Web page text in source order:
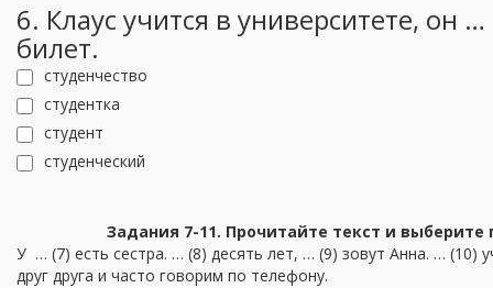
6. Клаус учится в университете, он
билет.
студенчество
студентка
студент
студенческий
Задания 7-11. Прочитайте текст и
У … (7) есть сестра. … (8) десять лет, … (9) зовут Анна. … (10)
друг друга и часто говорим по телефону.